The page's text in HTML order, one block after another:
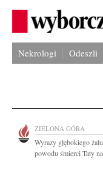
Nekrologi Odeszli
ZIELONA GÓRA
Wyrazy głębokiego
powodu śmierci Taty